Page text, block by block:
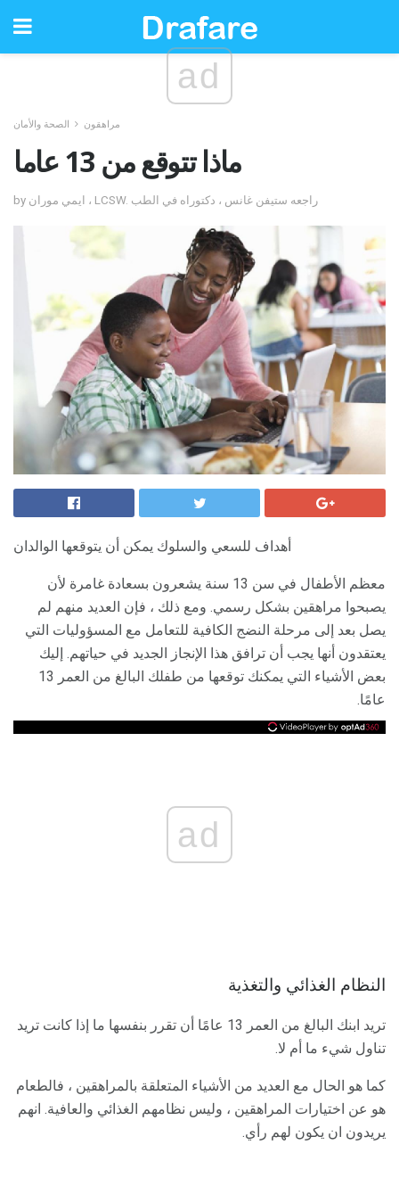
ad
مراهقون الصحة والأمان
ماذا تتوقع من 13 عاما
by ايمي موران ، LCSW. راجعه ستيفن غانس ، دكتوراه في الطب
أهداف للسعي والسلوك يمكن أن يتوقعها الوالدان
معظم الأطفال في سن 13 سنة يشعرون بسعادة غامرة لأن
يصبحوا مراهقين بشكل رسمي. ومع ذلك ، فإن العديد منهم لم
يصل بعد إلى مرحلة النضج الكافية للتعامل مع المسؤوليات التي
يعتقدون أنها يجب أن ترافق هذا الإنجاز الجديد في حياتهم. إليك
بعض الأشياء التي يمكنك توقعها من طفلك البالغ من العمر 13
عامًا.
ad
النظام الغذائي والتغذية
تريد ابنك البالغ من العمر 13 عامًا أن تقرر بنفسها ما إذا كانت تريد
تناول شيء ما أم لا.
كما هو الحال مع العديد من الأشياء المتعلقة بالمراهقين ، فالطعام
هو عن اختيارات المراهقين ، وليس نظامهم الغذائي والعافية. انهم
يريدون ان يكون لهم رأي.